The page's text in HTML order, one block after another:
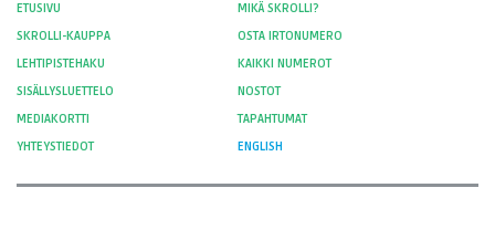
ETUSIVU
MIKÄ SKROLLI?
SKROLLI-KAUPPA
OSTA IRTONUMERO
LEHTIPISTEHAKU
KAIKKI NUMEROT
SISÄLLYSLUETTELO
NOSTOT
MEDIAKORTTI
TAPAHTUMAT
YHTEYSTIEDOT
ENGLISH